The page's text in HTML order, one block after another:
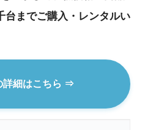
台までご購入・レンタルい
詳細はこちら ⇒